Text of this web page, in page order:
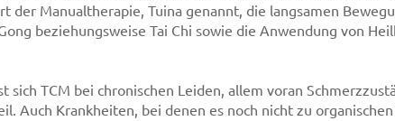
der Manualtherapie, Tuina genannt, die langsamen
beziehungsweise Tai Chi sowie die Anwendung von
sich TCM bei chronischen Leiden, allem voran
Auch Krankheiten, bei denen es noch nicht zu